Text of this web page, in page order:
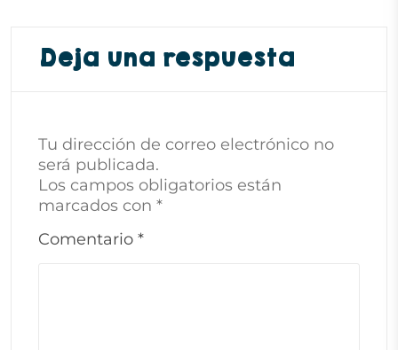
Deja una respuesta
Tu dirección de correo electrónico no
será publicada.
Los campos obligatorios están
marcados con *
Comentario *